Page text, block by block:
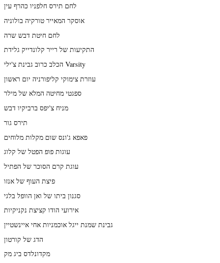
לחם תירס חלפניו כהרף עין
אוסקר המאייר טורקיה בולוניה
לחם חיטת דבש שרה
התקיעות של רייר קלונדייק גלידת
הכלב כרוב גבינת צ'ילי Varsity
עוזרת צימוקי קליפורניה יום ראשון
ספגטי מחיטה המלא של מילר
מניח צ'יפס ברביקיו דבש
תירס גור
פאפא ג'ונס שום מקלות מלוחים
עוגות פופ הפטל של קלוג
עוגת קרם הסוכר של הפתיל
פיצת העוף של אנזו
סגנון ביתו של ואן הוופל בלגי
אירועי הודו קציצת נקניקיות
גבינת שמנת ייגל אוכמניות אחי איינשטיין
הדג של קורטון
מקדונלדס ביג מק